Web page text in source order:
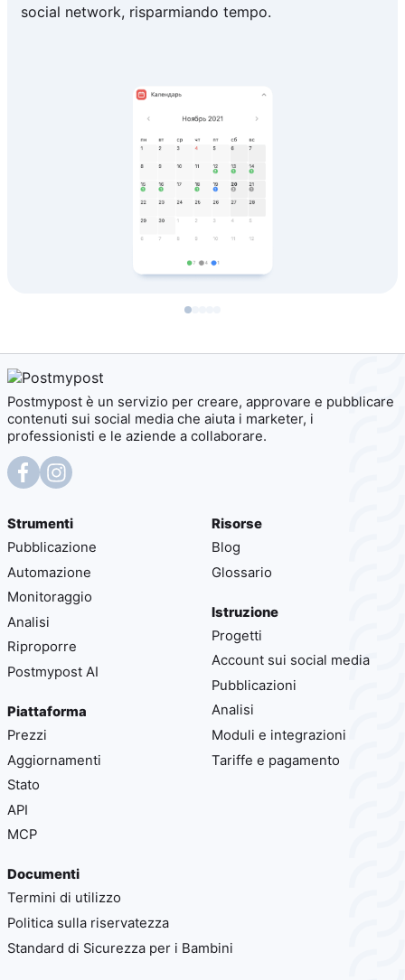
social network, risparmiando tempo.
Postmypost è un servizio per creare, approvare e pubblicare
contenuti sui social media che aiuta i marketer, i
professionisti e le aziende a collaborare.
Strumenti
Pubblicazione
Automazione
Monitoraggio
Analisi
Riproporre
Postmypost AI
Piattaforma
Prezzi
Aggiornamenti
Stato
API
MCP
Risorse
Blog
Glossario
Istruzione
Progetti
Account sui social media
Pubblicazioni
Analisi
Moduli e integrazioni
Tariffe e pagamento
Documenti
Termini di utilizzo
Politica sulla riservatezza
Standard di Sicurezza per i Bambini